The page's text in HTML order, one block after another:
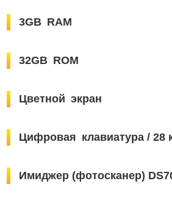
3GB RAM
32GB ROM
Цветной экран
Цифровая клавиатура / 28
Имиджер (фотосканер)